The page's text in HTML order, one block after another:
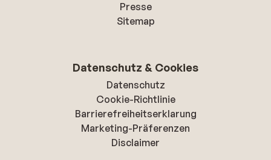
Presse
Sitemap
Datenschutz & Cookies
Datenschutz
Cookie-Richtlinie
Barrierefreiheitserklarung
Marketing-Präferenzen
Disclaimer